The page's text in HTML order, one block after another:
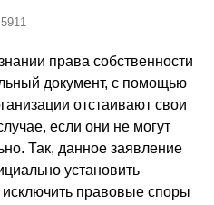
5911
права собственности
документ, с помощью
отстаивают свои
если они не могут
Так, данное заявление
установить
правовые споры